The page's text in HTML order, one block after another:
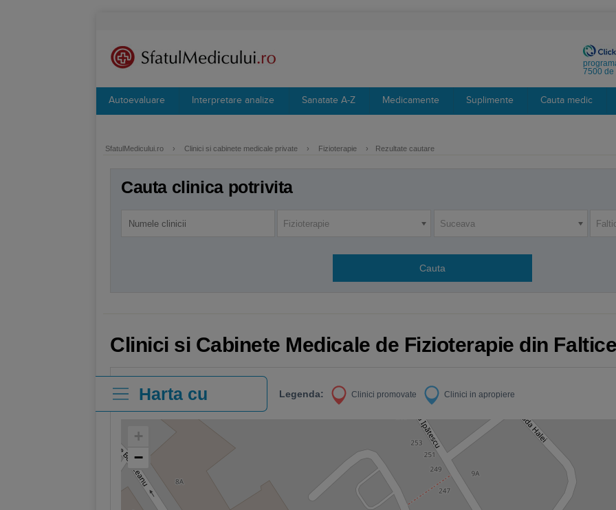
7500 de
Autoevaluare Interpretare analize Sanatate A-Z Medicamente Suplimente Cauta medic
SfatulMedicului.ro › Clinici si cabinete medicale private › Fizioterapie › Rezultate cautare
Cauta clinica potrivita
Fizioterapie Suceava
Clinici si Cabinete Medicale de Fizioterapie din
Harta cu
clinici
Legenda: Clinici promovate Clinici in apropiere
+
−